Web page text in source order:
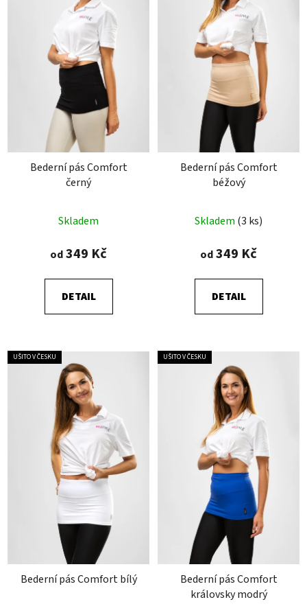
Bederní pás Comfort
černý
hodnocení
produktu
4,8
z
Skladem
od349 Kč
DETAIL
Bederní pás Comfort
béžový
hodnocení
produktu
4,9
z
Skladem (3 ks)
od349 Kč
DETAIL
UŠITO V ČESKU
Bederní pás Comfort bílý
UŠITO V ČESKU
Bederní pás Comfort
královsky modrý